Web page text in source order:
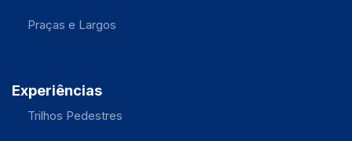
Praças e Largos
Experiências
Trilhos Pedestres